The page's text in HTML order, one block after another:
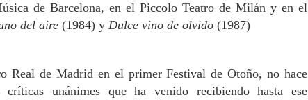
de Barcelona, en el Piccolo Teatro de Milán y en el
del aire (1984) y Dulce vino de olvido (1987)
Real de Madrid en el primer Festival de Otoño, no hace
unánimes que ha venido recibiendo hasta ese